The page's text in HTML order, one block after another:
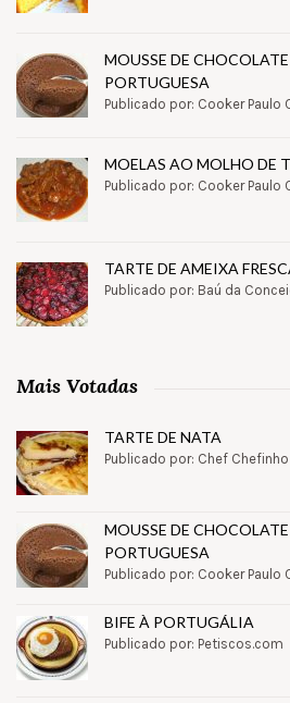
MOUSSE DE
PORTUGUESA
Publicado por: Cooker Paulo
MOELAS AO MOLHO DE
Publicado por: Cooker Paulo
TARTE DE AMEIXA
Publicado por: Baú da
Mais Votadas
TARTE DE NATA
Publicado por: Chef Chefinho
MOUSSE DE
PORTUGUESA
Publicado por: Cooker Paulo
BIFE À PORTUGÁLIA
Publicado por: Petiscos.com